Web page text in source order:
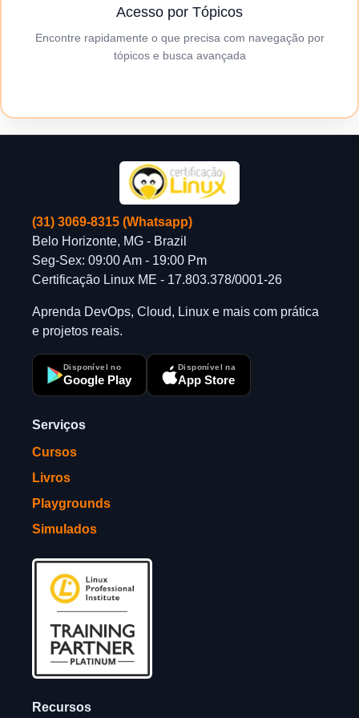
Acesso por Tópicos
Encontre rapidamente o que precisa com navegação por
tópicos e busca avançada
(31) 3069-8315 (Whatsapp)
Belo Horizonte, MG - Brazil
Seg-Sex: 09:00 Am - 19:00 Pm
Certificação Linux ME - 17.803.378/0001-26
Aprenda DevOps, Cloud, Linux e mais com prática
e projetos reais.
Disponível no
Google Play
Disponível na
App Store
Serviços
Cursos
Livros
Playgrounds
Simulados
Recursos